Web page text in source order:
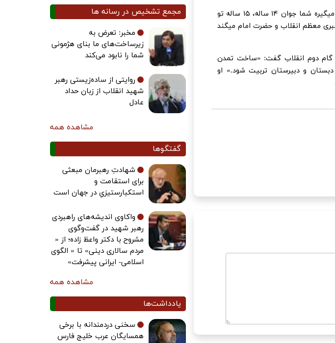
وی ادامه داد: زمانی وجود دارد که در جامعه شما یک فرهنگ سیاسی صحیح شکل میگیره شما جوان ۱۴ ساله، ۱۵ ساله تو
معظم انقلاب و حضرت امام میگند
دوم انقلاب گفت: «ساخت تمدن
دبستان و دبیرستان تربیت شود.» او
مجمع تشخیص در رسانه ها
مخبر: تعرض به
زیرساخت‌های ما بنای هژمونی
شما را نابود می‌کند
روایتی از ساده‌زیستی رهبر
شهید انقلاب از زبان حداد
عادل
مشاهده همه
گفتگوها
شهادتِ رهبرمان مبعثی
برای استقامت و
استکبارستیزیِ در جهان است
واکاوی اندیشه‌های راهبردی
رهبر شهید در گفت‌وگوی
مشروح با دکتر واعظ زاده؛ از «
مردم سالاری دینی» تا « الگوی
اسلامی- ایرانی پیشرفت»
مشاهده همه
یادداشت‌ها
سخنی دردمندانه با برخی
همسایگان عرب خلیج فارس